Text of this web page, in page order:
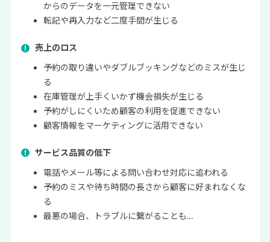
からのデータを一元管理できない
転記や再入力など二度手間が生じる
売上のロス
予約の取り違いやダブルブッキングなどのミスが生じ
る
在庫管理が上手くいかず機会損失が生じる
予約がしにくいため顧客の利用を促進できない
顧客情報をマーケティングに活用できない
サービス品質の低下
電話やメール等による問い合わせ対応に追われる
予約のミスや待ち時間の長さから顧客に好まれなくな
る
最悪の場合、トラブルに繋がることも…